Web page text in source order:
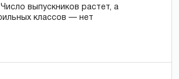
Число выпускников растет, а
классов — нет